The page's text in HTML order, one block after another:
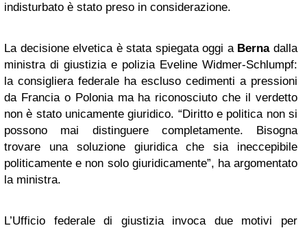
indisturbato è stato preso in considerazione.
La decisione elvetica è stata spiegata oggi a Bernadalla
ministra di giustizia e polizia Eveline Widmer-Schlumpf:
la consigliera federale ha escluso cedimenti a pressioni
da Francia o Polonia ma ha riconosciuto che il verdetto
non è stato unicamente giuridico. “Diritto e politica non si
possono mai distinguere completamente. Bisogna
trovare una soluzione giuridica che sia ineccepibile
politicamente e non solo giuridicamente”, ha argomentato
la ministra.
L’Ufficio federale di giustizia invoca due motivi per